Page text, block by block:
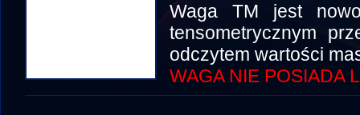
Waga TM jest
tensometrycznym
odczytem wartości
WAGA NIE POSIADA